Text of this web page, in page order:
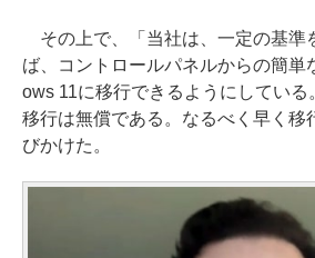
その上で、「当社は、一定の基準
ば、コントロールパネルからの簡単
ows 11に移行できるようにしている
移行は無償である。なるべく早く移
びかけた。